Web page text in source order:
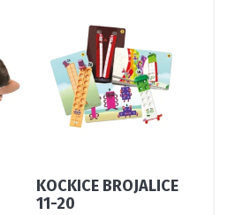
KOCKICE BROJALICE
11-20